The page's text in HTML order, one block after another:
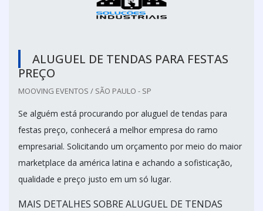
ALUGUEL DE TENDAS PARA FESTAS
PREÇO
MOOVING EVENTOS / SÃO PAULO - SP
Se alguém está procurando por aluguel de tendas para
festas preço, conhecerá a melhor empresa do ramo
empresarial. Solicitando um orçamento por meio do maior
marketplace da américa latina e achando a sofisticação,
qualidade e preço justo em um só lugar.
MAIS DETALHES SOBRE ALUGUEL DE TENDAS